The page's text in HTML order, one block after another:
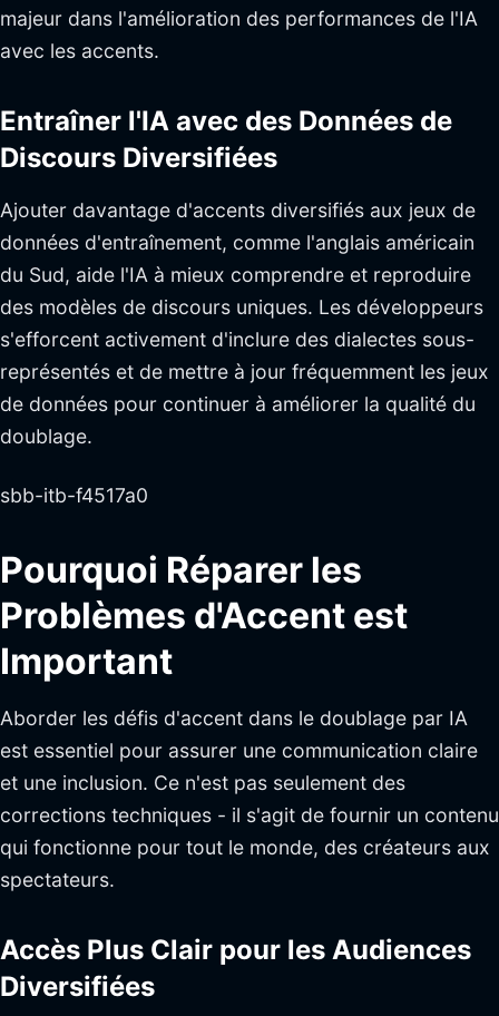
majeur dans l'amélioration des performances de l'IA
avec les accents.
Entraîner l'IA avec des Données de
Discours Diversifiées
Ajouter davantage d'accents diversifiés aux jeux de
données d'entraînement, comme l'anglais américain
du Sud, aide l'IA à mieux comprendre et reproduire
des modèles de discours uniques. Les développeurs
s'efforcent activement d'inclure des dialectes sous-
représentés et de mettre à jour fréquemment les jeux
de données pour continuer à améliorer la qualité du
doublage.
sbb-itb-f4517a0
Pourquoi Réparer les
Problèmes d'Accent est
Important
Aborder les défis d'accent dans le doublage par IA
est essentiel pour assurer une communication claire
et une inclusion. Ce n'est pas seulement des
corrections techniques - il s'agit de fournir un contenu
qui fonctionne pour tout le monde, des créateurs aux
spectateurs.
Accès Plus Clair pour les Audiences
Diversifiées